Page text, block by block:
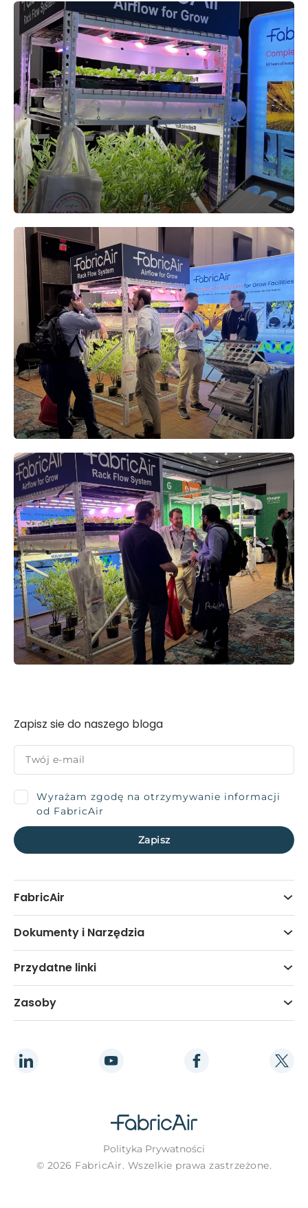
FabricAir
Dokumenty i Narzędzia
Przydatne linki
Zasoby
Zapisz sie do naszego bloga
Wyrażam zgodę na otrzymywanie informacji
od FabricAir
© 2026 FabricAir. Wszelkie prawa zastrzeżone.
Polityka Prywatności